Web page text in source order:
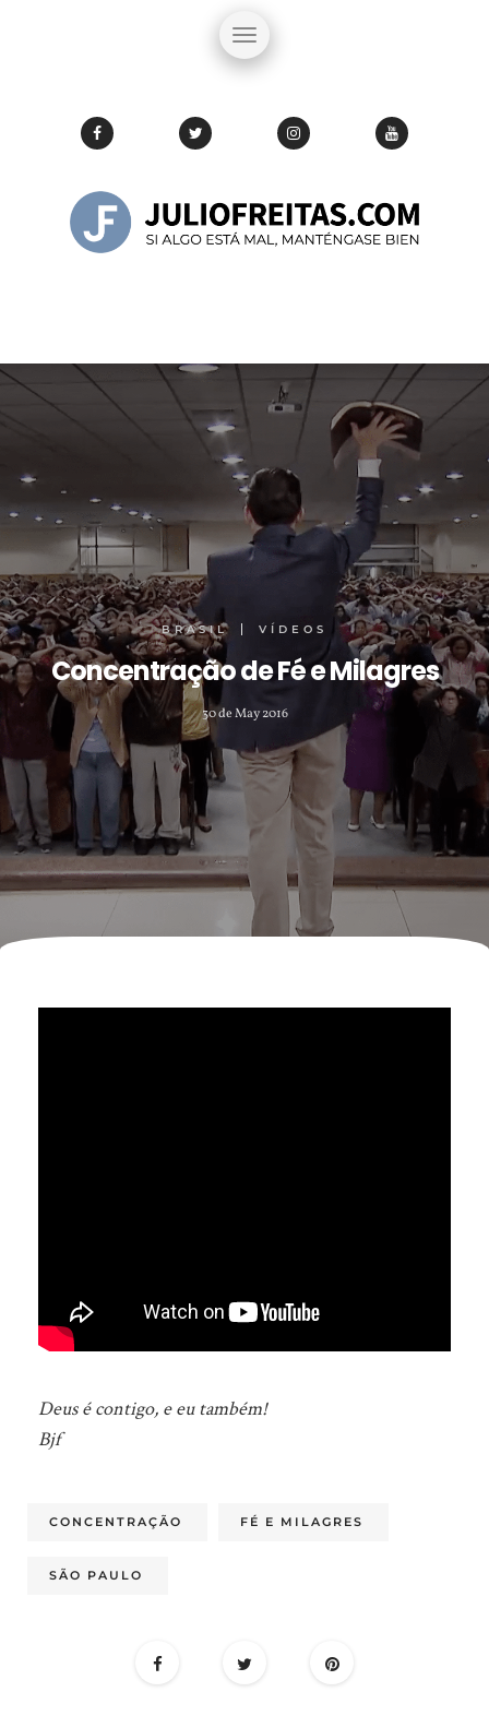
BRASIL VÍDEOS
Concentração de Fé e Milagres
30 de May 2016
Deus é contigo, e eu também!
Bjf
CONCENTRAÇÃO FÉ E MILAGRES
SÃO PAULO